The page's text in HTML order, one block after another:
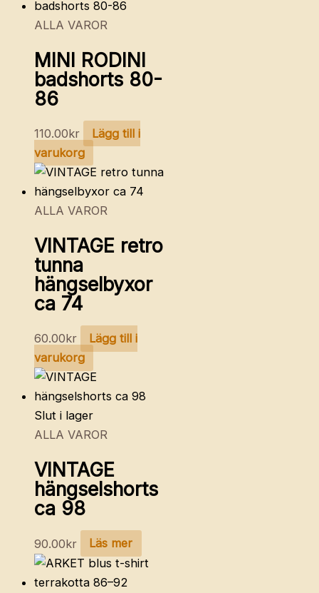
ALLA VAROR
MINI RODINI
badshorts 80-
86
110.00kr
Lägg till i
varukorg
ALLA VAROR
VINTAGE retro
tunna
hängselbyxor
ca 74
60.00kr
Lägg till i
varukorg
Slut i lager
ALLA VAROR
VINTAGE
hängselshorts
ca 98
90.00kr Läs mer